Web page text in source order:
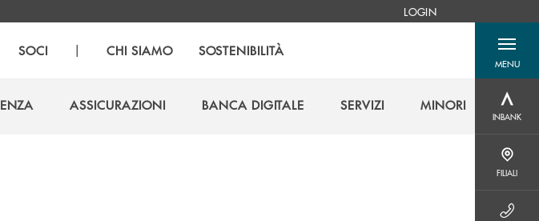
LOGIN
SOCI | CHI SIAMO SOSTENIBILITÀ
MENU
menu
INBANK
INBANK
FILIALI
ASSICURAZIONI
BANCA DIGITALE
SERVIZI
MINORI